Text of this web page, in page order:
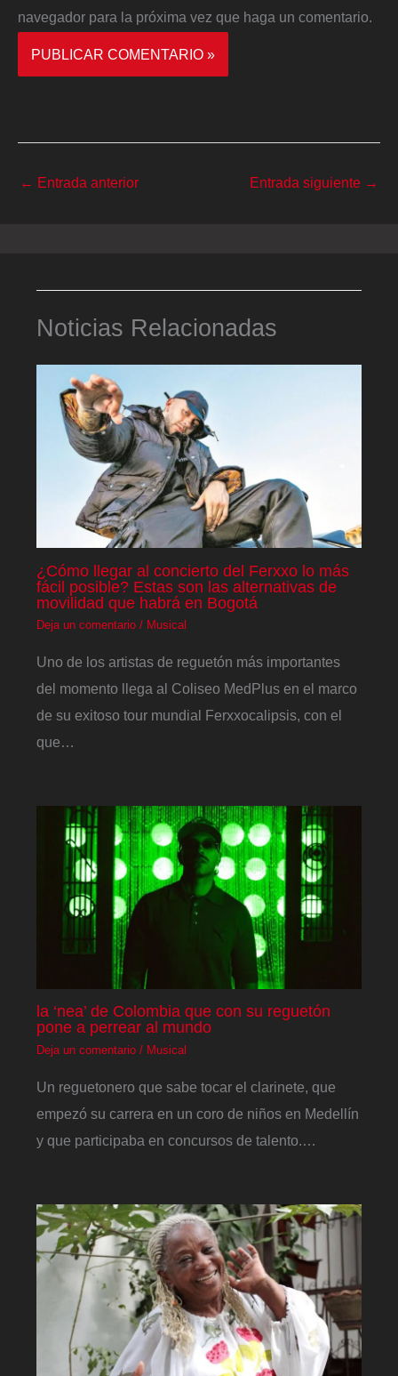
navegador para la próxima vez que haga un comentario.
← Entrada anterior Entrada siguiente →
Noticias Relacionadas
¿Cómo llegar al concierto del Ferxxo lo más
fácil posible? Estas son las alternativas de
movilidad que habrá en Bogotá
Deja un comentario / Musical
Uno de los artistas de reguetón más importantes
del momento llega al Coliseo MedPlus en el marco
de su exitoso tour mundial Ferxxocalipsis, con el
que…
la ‘nea’ de Colombia que con su reguetón
pone a perrear al mundo
Deja un comentario / Musical
Un reguetonero que sabe tocar el clarinete, que
empezó su carrera en un coro de niños en Medellín
y que participaba en concursos de talento.…